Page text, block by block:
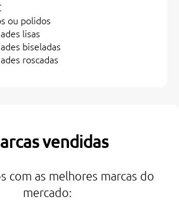
ou polidos
lisas
biseladas
roscadas
vendidas
com as melhores marcas do
mercado: